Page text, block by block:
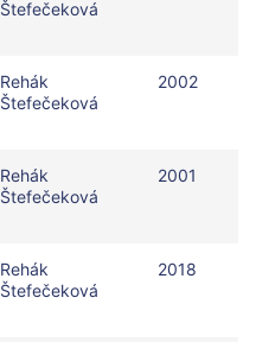
Štefečeková
Rehák
Štefečeková
2002
Rehák
Štefečeková
2001
Rehák
Štefečeková
2018